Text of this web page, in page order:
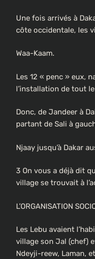
Une fois arrivés à
côte occidentale, les
Waa-Kaam.
Les 12 « penc » eux,
l’installation de tout
Donc, de Jandeer à
partant de Sali à
Njaay jusqu’à Dakar
3 On vous a déjà dit
village se trouvait à
L’ORGANISATION
Les Lebu avaient
village son Jal (chef)
Ndeyji-reew, Laman,